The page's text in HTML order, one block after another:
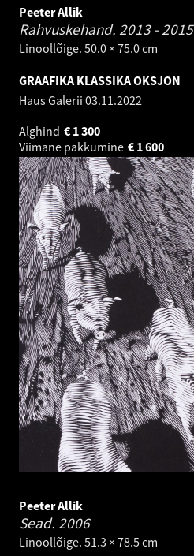
Peeter Allik
Rahvuskehand. 2013 - 2015
Linoollõige. 50.0 × 75.0 cm
GRAAFIKA KLASSIKA OKSJON
Haus Galerii 03.11.2022
Alghind
1 300
€
Viimane pakkumine
1 600
€
Peeter Allik
Sead. 2006
Linoollõige. 51.3 × 78.5 cm